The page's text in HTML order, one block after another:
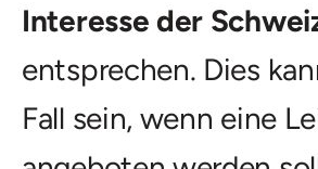
Interesse der
entsprechen. Dies
Fall sein, wenn eine